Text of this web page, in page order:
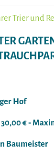
Trier und
Hof
€ ‐
Baumeister